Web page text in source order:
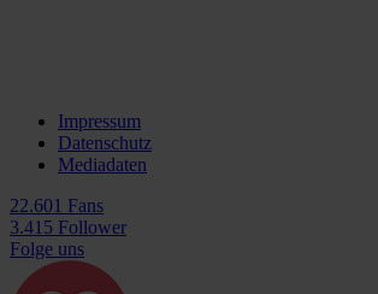
Impressum
Datenschutz
Mediadaten
22.601 Fans
3.415 Follower
Folge uns